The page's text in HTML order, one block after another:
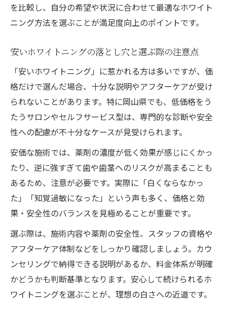
を比較し、自分の希望や状況に合わせて最適なホワイト
ニング方法を選ぶことが満足度向上のポイントです。
安いホワイトニングの落とし穴と選ぶ際の注意点
「安いホワイトニング」に惹かれる方は多いですが、価
格だけで選んだ場合、十分な説明やアフターケアが受け
られないことがあります。特に岡山県でも、低価格をう
たうサロンやセルフサービス型は、専門的な診断や安全
性への配慮が不十分なケースが見受けられます。
安価な施術では、薬剤の濃度が低く効果が感じにくかっ
たり、逆に強すぎて歯や歯茎へのリスクが高まることも
あるため、注意が必要です。実際に「白くならなかっ
た」「知覚過敏になった」という声も多く、価格と効
果・安全性のバランスを見極めることが重要です。
選ぶ際は、施術内容や薬剤の安全性、スタッフの資格や
アフターケア体制などをしっかり確認しましょう。カウ
ンセリングで納得できる説明があるか、料金体系が明確
かどうかも判断基準となります。安心して続けられるホ
ワイトニングを選ぶことが、理想の白さへの近道です。